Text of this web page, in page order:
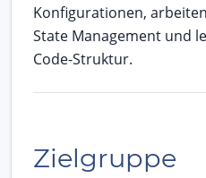
Konfigurationen,
State Management und
Code-Struktur.
Zielgruppe